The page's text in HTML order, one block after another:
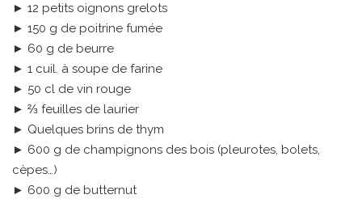
► 12 petits oignons grelots
► 150 g de poitrine fumée
► 60 g de beurre
► 1 cuil. à soupe de farine
► 50 cl de vin rouge
► ⅔ feuilles de laurier
► Quelques brins de thym
► 600 g de champignons des bois (pleurotes, bolets,
cèpes…)
► 600 g de butternut